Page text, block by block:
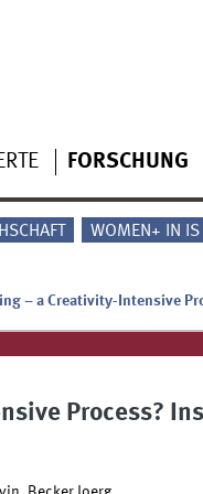
FORSCHUNG
WOMEN+ IN IS
– a Creativity-Intensive
Process?